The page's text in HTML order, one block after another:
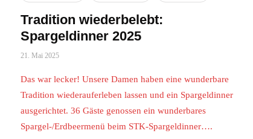
Tradition wiederbelebt:
Spargeldinner 2025
21. Mai 2025
Das war lecker! Unsere Damen haben eine wunderbare
Tradition wiederauferleben lassen und ein Spargeldinner
ausgerichtet. 36 Gäste genossen ein wunderbares
Spargel-/Erdbeermenü beim STK-Spargeldinner….